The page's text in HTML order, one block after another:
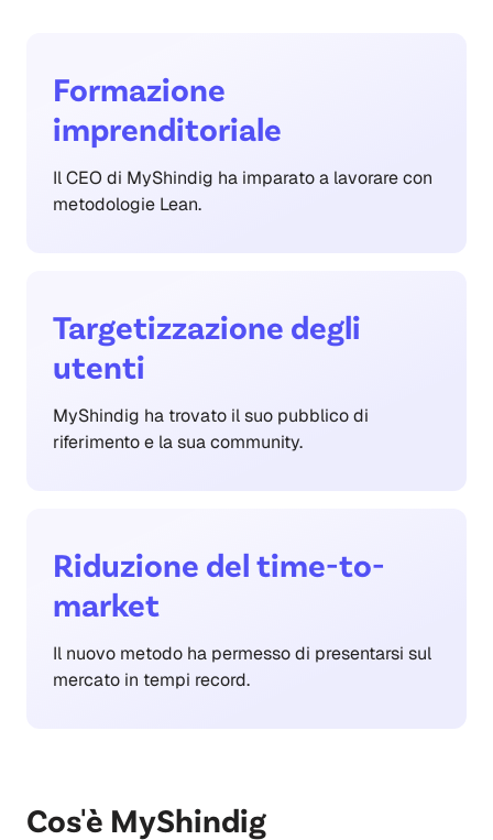
Formazione
imprenditoriale
Il CEO di MyShindig ha imparato a lavorare con
metodologie Lean.
Targetizzazione degli
utenti
MyShindig ha trovato il suo pubblico di
riferimento e la sua community.
Riduzione del time-to-
market
Il nuovo metodo ha permesso di presentarsi sul
mercato in tempi record.
Cos'è MyShindig